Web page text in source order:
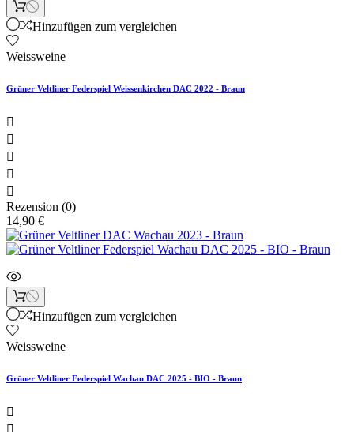
Hinzufügen zum vergleichen
Weissweine
Grüner Veltliner Federspiel Weissenkirchen DAC 2022 - Braun





Rezension (0)
14,90 €
Hinzufügen zum vergleichen
Weissweine
Grüner Veltliner Federspiel Wachau DAC 2025 - BIO - Braun

